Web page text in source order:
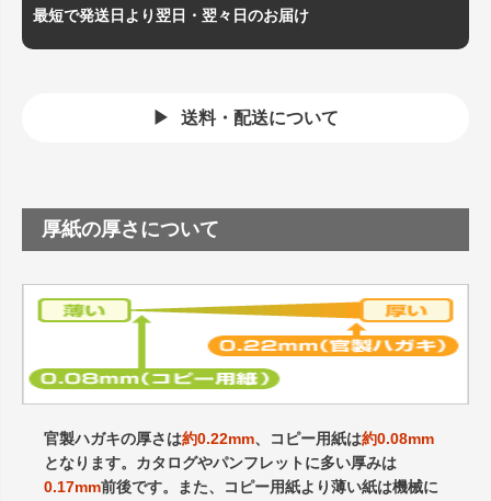
最短で発送日より翌日・翌々日のお届け
送料・配送について
厚紙の厚さについて
官製ハガキの厚さは約0.22mm、コピー用紙は約0.08mm
となります。カタログやパンフレットに多い厚みは
0.17mm前後です。また、コピー用紙より薄い紙は機械に